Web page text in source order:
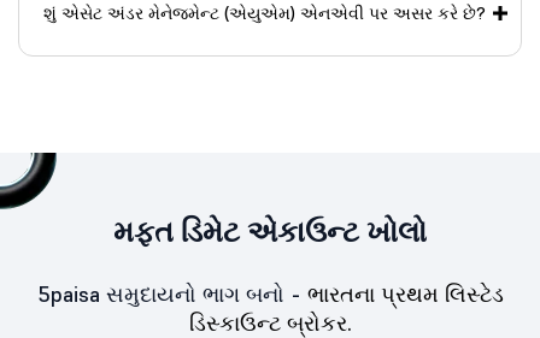
શું એસેટ અંડર મેનેજમેન્ટ (એયુએમ) એનએવી પર અસર કરે છે?
મફત ડિમેટ એકાઉન્ટ ખોલો
5paisa સમુદાયનો ભાગ બનો - ભારતના પ્રથમ લિસ્ટેડ
ડિસ્કાઉન્ટ બ્રોકર.